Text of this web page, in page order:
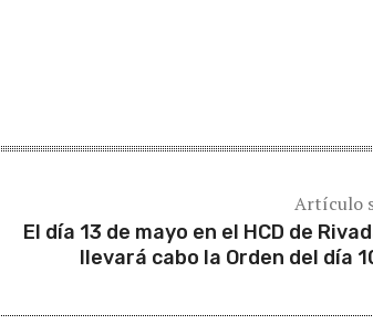
Artículo
El día 13 de mayo en el HCD de
llevará cabo la Orden del día